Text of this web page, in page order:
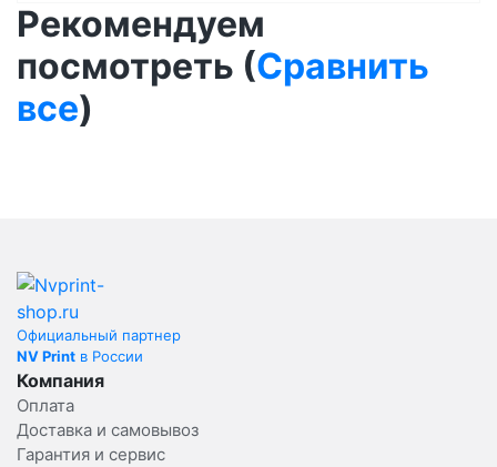
Рекомендуем
посмотреть (Сравнить
все)
Официальный партнер
NV Print в России
Компания
Оплата
Доставка и самовывоз
Гарантия и сервис